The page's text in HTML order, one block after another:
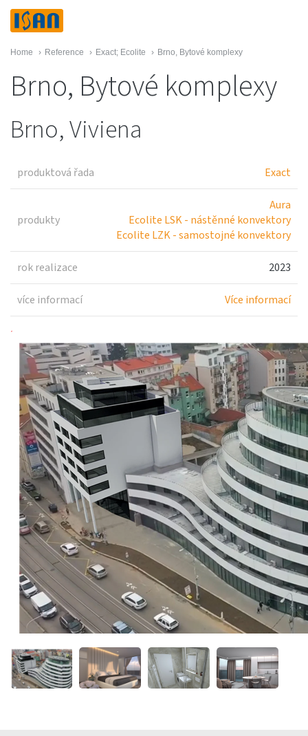
Home › Reference › Exact; Ecolite › Brno, Bytové komplexy
Brno, Bytové komplexy
Brno, Viviena
produktová řada Exact
produkty
Aura
Ecolite LSK - nástěnné konvektory
Ecolite LZK - samostojné konvektory
rok realizace 2023
více informací Více informací